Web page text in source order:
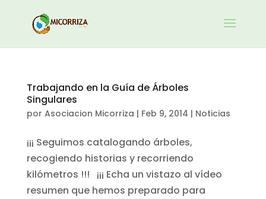
Trabajando en la Guía de Árboles
Singulares
por Asociacion Micorriza | Feb 9, 2014 | Noticias
¡¡¡ Seguimos catalogando árboles,
recogiendo historias y recorriendo
kilómetros !!! ¡¡¡ Echa un vistazo al vídeo
resumen que hemos preparado para